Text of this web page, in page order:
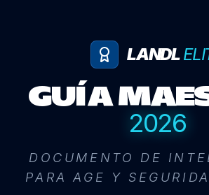
LANDL
GUÍA
2026
DOCUMENTO DE
PARA AGE Y